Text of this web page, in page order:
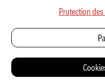
Protection